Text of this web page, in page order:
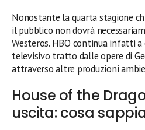
Nonostante la quarta stagione
il pubblico non dovrà
Westeros. HBO continua infatti a
televisivo tratto dalle opere di
attraverso altre produzioni
House of the
uscita: cosa